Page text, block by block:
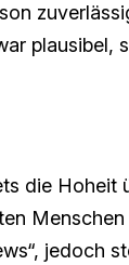
plausibel,
die Hoheit
jedoch